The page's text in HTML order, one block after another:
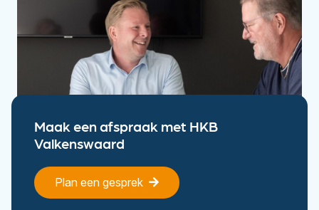
Maak een afspraak met HKB
Valkenswaard
Plan een gesprek